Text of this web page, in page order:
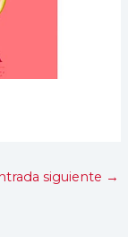
siguiente →